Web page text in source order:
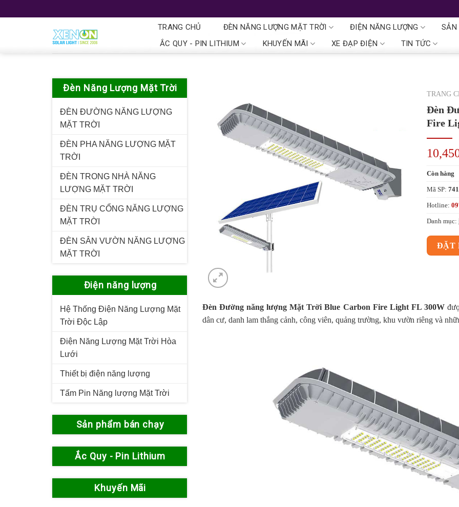
TRANG CHỦ
ĐÈN NĂNG LƯỢNG MẶT TRỜI ĐIỆN NĂNG LƯỢNG
SẢN
ẮC QUY - PIN LITHIUM
KHUYẾN MÃI XE ĐẠP ĐIỆN TIN TỨC
Đèn Năng Lượng Mặt Trời
ĐÈN ĐƯỜNG NĂNG LƯỢNG
MẶT TRỜI
ĐÈN PHA NĂNG LƯỢNG MẶT
TRỜI
ĐÈN TRONG NHÀ NĂNG
LƯỢNG MẶT TRỜI
ĐÈN TRỤ CỔNG NĂNG LƯỢNG
MẶT TRỜI
ĐÈN SÂN VƯỜN NĂNG LƯỢNG
MẶT TRỜI
Điện năng lượng
Hệ Thống Điện Năng Lượng Mặt
Trời Độc Lập
Điện Năng Lượng Mặt Trời Hòa
Lưới
Thiết bị điện năng lượng
Tấm Pin Năng lượng Mặt Trời
Sản phẩm bán chạy
Ắc Quy - Pin Lithium
Khuyến Mãi
TRANG
Đèn
Fire
Còn hàng
Mã SP:
Hotline:
Danh mục:
ĐẶT
Đèn Đường năng lượng Mặt Trời Blue Carbon Fire Light FL 300W
dân cư, danh lam thắng cảnh, công viên, quảng trường, khu vườn riêng và